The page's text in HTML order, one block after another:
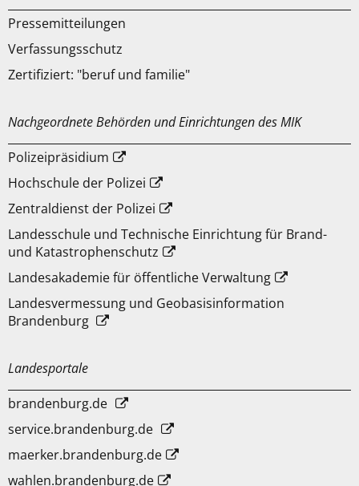
Pressemitteilungen
Verfassungsschutz
Zertifiziert: "beruf und familie"
Nachgeordnete Behörden und Einrichtungen des MIK
Polizeipräsidium
Hochschule der Polizei
Zentraldienst der Polizei
Landesschule und Technische Einrichtung für Brand-
und Katastrophenschutz
Landesakademie für öffentliche Verwaltung
Landesvermessung und Geobasisinformation
Brandenburg
Landesportale
brandenburg.de
service.brandenburg.de
maerker.brandenburg.de
wahlen.brandenburg.de